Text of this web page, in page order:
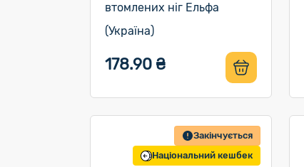
втомлених ніг Ельфа
(Україна)
178.90 ₴
Закінчується
Національний кешбек